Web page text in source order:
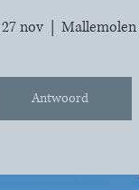
nov
  |
Mallemolen
Antwoord